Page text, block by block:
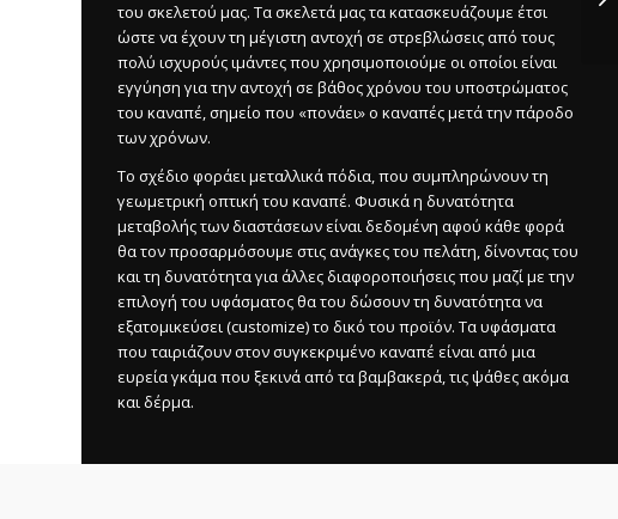
του σκελετού μας. Τα σκελετά μας τα κατασκευάζουμε έτσι
ώστε να έχουν τη μέγιστη αντοχή σε στρεβλώσεις από τους
πολύ ισχυρούς ιμάντες που χρησιμοποιούμε οι οποίοι είναι
εγγύηση για την αντοχή σε βάθος χρόνου του υποστρώματος
του καναπέ, σημείο που «πονάει» ο καναπές μετά την πάροδο
των χρόνων.
Το σχέδιο φοράει μεταλλικά πόδια, που συμπληρώνουν τη
γεωμετρική οπτική του καναπέ. Φυσικά η δυνατότητα
μεταβολής των διαστάσεων είναι δεδομένη αφού κάθε φορά
θα τον προσαρμόσουμε στις ανάγκες του πελάτη, δίνοντας του
και τη δυνατότητα για άλλες διαφοροποιήσεις που μαζί με την
επιλογή του υφάσματος θα του δώσουν τη δυνατότητα να
εξατομικεύσει (customize) το δικό του προϊόν. Τα υφάσματα
που ταιριάζουν στον συγκεκριμένο καναπέ είναι από μια
ευρεία γκάμα που ξεκινά από τα βαμβακερά, τις ψάθες ακόμα
και δέρμα.